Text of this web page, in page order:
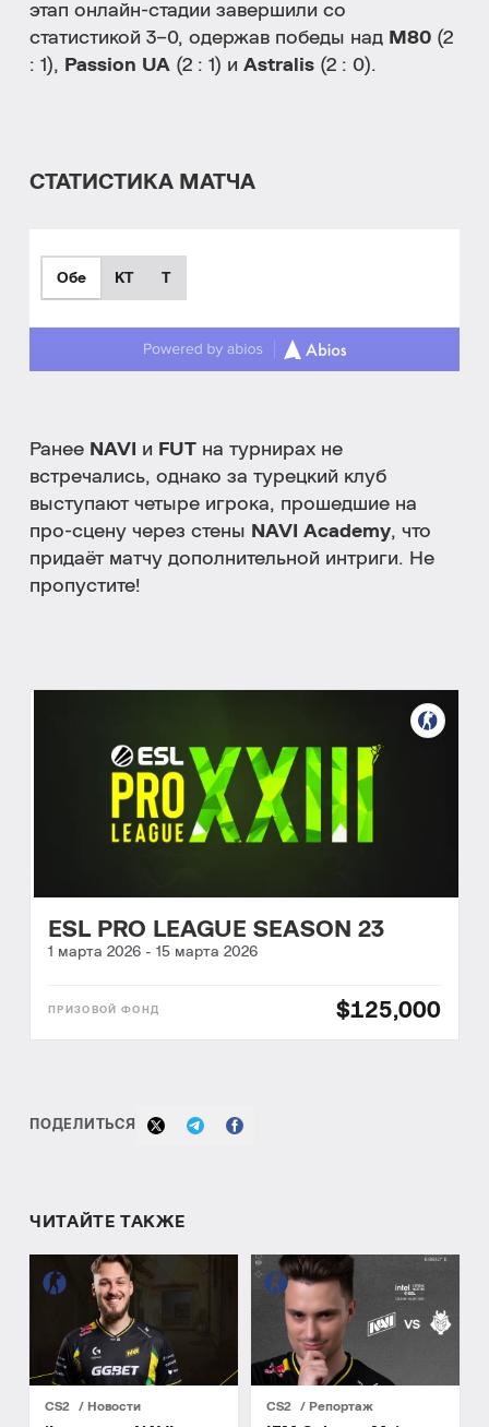
этап онлайн-стадии завершили со
статистикой 3–0, одержав победы над M80 (2
: 1), Passion UA (2 : 1) и Astralis (2 : 0).
СТАТИСТИКА МАТЧА
Обе КТ T
Ранее NAVI и FUT на турнирах не
встречались, однако за турецкий клуб
выступают четыре игрока, прошедшие на
про-сцену через стены NAVI Academy, что
придаёт матчу дополнительной интриги. Не
пропустите!
ESL PRO LEAGUE SEASON 23
1 марта 2026 - 15 марта 2026
$125,000
ПОДЕЛИТЬСЯ
ЧИТАЙТЕ ТАКЖЕ
CS2 Новости CS2 Репортаж